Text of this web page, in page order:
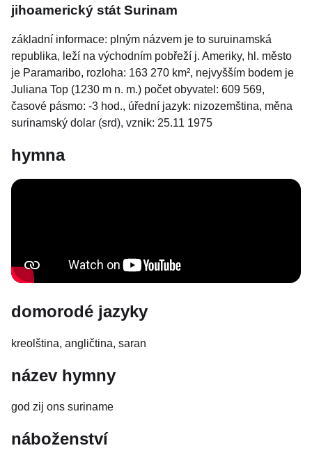
jihoamerický stát Surinam
základní informace: plným názvem je to suruinamská
republika, leží na východním pobřeží j. Ameriky, hl. město
je Paramaribo, rozloha: 163 270 km², nejvyšším bodem je
Juliana Top (1230 m n. m.) počet obyvatel: 609 569,
časové pásmo: -3 hod., úřední jazyk: nizozemština, měna
surinamský dolar (srd), vznik: 25.11 1975
hymna
domorodé jazyky
kreolština, angličtina, saran
název hymny
god zij ons suriname
náboženství